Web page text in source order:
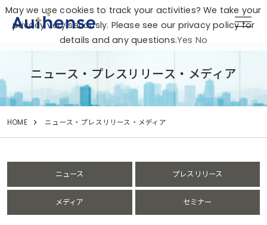
ニュース・プレスリリース・メディア
HOME ニュース・プレスリリース・メディア
ニュース プレスリリース
メディア セミナー
May we use cookies to track your activities? We take your
privacy very seriously. Please see our privacy policy for
details and any questions.Yes No